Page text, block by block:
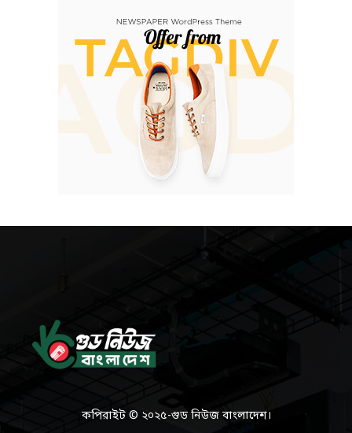
কপিরাইট © ২০২৫-গুড নিউজ বাংলাদেশ।